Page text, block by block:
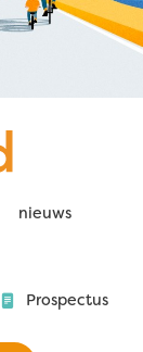
nieuws
Prospectus